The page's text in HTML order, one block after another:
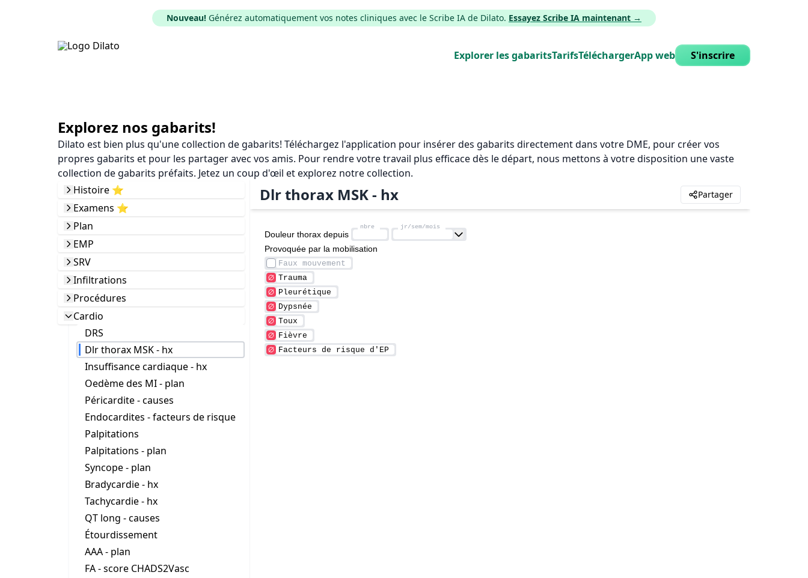
Nouveau! Générez automatiquement vos notes cliniques avec le Scribe IA de Dilato. Essayez Scribe IA maintenant →
Explorer les gabaritsTarifsTéléchargerApp web S'inscrire
Explorez nos gabarits!
Dilato est bien plus qu'une collection de gabarits! Téléchargez l'application pour insérer des gabarits directement dans votre DME, pour créer vos
propres gabarits et pour les partager avec vos amis. Pour rendre votre travail plus efficace dès le départ, nous mettons à votre disposition une vaste
collection de gabarits préfaits. Jetez un coup d'œil et explorez notre collection.
Histoire ⭐️
Examens ⭐️
Plan
EMP
SRV
Infiltrations
Procédures
Cardio
DRS
Dlr thorax MSK - hx
Insuffisance cardiaque - hx
Oedème des MI - plan
Péricardite - causes
Endocardites - facteurs de risque
Palpitations
Palpitations - plan
Syncope - plan
Bradycardie - hx
Tachycardie - hx
QT long - causes
Étourdissement
AAA - plan
FA - score CHADS2Vasc
Dlr thorax MSK - hx Partager
Douleur thorax depuis
Provoquée par la mobilisation